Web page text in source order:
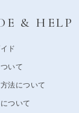
& HELP
ド
いて
法について
ついて